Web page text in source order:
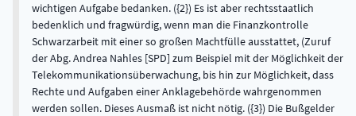
wichtigen Aufgabe bedanken. ({2}) Es ist aber rechtsstaatlich
bedenklich und fragwürdig, wenn man die Finanzkontrolle
Schwarzarbeit mit einer so großen Machtfülle ausstattet, (Zuruf
der Abg. Andrea Nahles [SPD] zum Beispiel mit der Möglichkeit der
Telekommunikationsüberwachung, bis hin zur Möglichkeit, dass
Rechte und Aufgaben einer Anklagebehörde wahrgenommen
werden sollen. Dieses Ausmaß ist nicht nötig. ({3}) Die Bußgelder